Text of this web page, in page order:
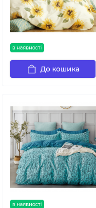
в наявності
До кошика
в наявності